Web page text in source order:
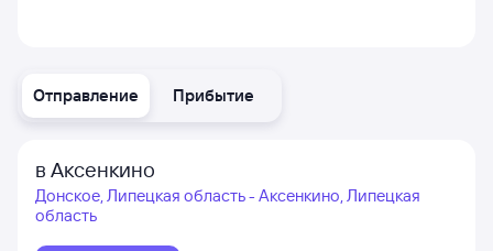
Отправление Прибытие
в Аксенкино
Донское, Липецкая область - Аксенкино, Липецкая
область